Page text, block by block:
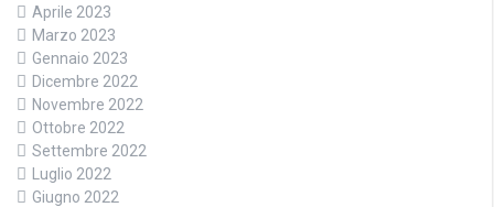
Aprile 2023
Marzo 2023
Gennaio 2023
Dicembre 2022
Novembre 2022
Ottobre 2022
Settembre 2022
Luglio 2022
Giugno 2022